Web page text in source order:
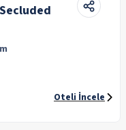
Oteli İncele